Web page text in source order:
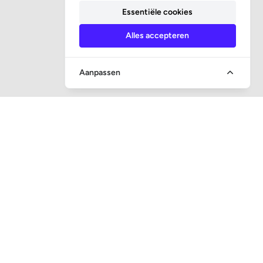
Essentiële cookies
Alles accepteren
Aanpassen